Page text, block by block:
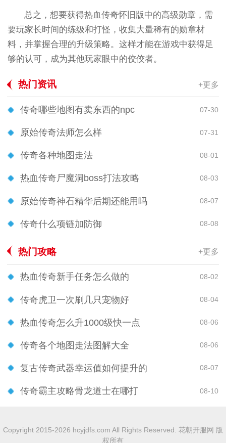
总之，想要获得热血传奇怀旧版中的高级勋章，需
要玩家长时间的练级和打怪，收集大量稀有的勋章材
料，并掌握合理的升级策略。这样才能在游戏中获得足
够的认可，成为其他玩家眼中的佼佼者。
热门资讯 +更多
传奇哪些地图有卖东西的npc 07-30
原始传奇法师怎么样 07-31
传奇各种地图走法 08-01
热血传奇尸魔洞boss打法攻略 08-03
原始传奇神石精华后期还能用吗 08-07
传奇什么项链加防御 08-08
热门攻略 +更多
热血传奇新手任务怎么做的 08-02
传奇虎卫一次刷几只宠物好 08-04
热血传奇怎么升1000级快一点 08-06
传奇各个地图走法图解大全 08-06
复古传奇武器幸运值如何提升的 08-07
传奇霸主攻略骨龙道士在哪打 08-10
Copyright 2015-2026 hcyjdfs.com All Rights Reserved. 花朝开服网 版
权所有